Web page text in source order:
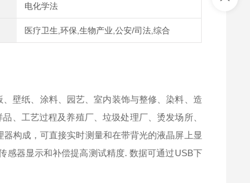
电化学法
医疗卫生,环保,生物产业,公安/司法,综合
壁纸、涂料、园艺、室内装饰与整修、染料、造
、工艺过程及养殖厂、垃圾处理厂、烫发场所、
构成，可直接实时测量和在带背光的液晶屏上显
感器显示和补偿提高测试精度. 数据可通过USB下